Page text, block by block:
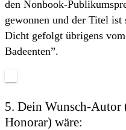
den Nonbook-
gewonnen und der Titel
Dicht gefolgt übrigens
Badeenten”.
5. Dein Wunsch-Autor
Honorar) wäre: